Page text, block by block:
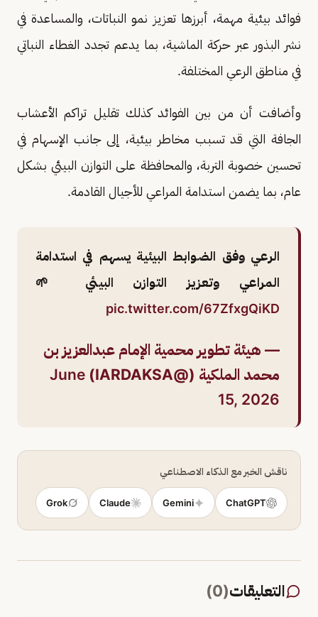
فوائد بيئية مهمة، أبرزها تعزيز نمو النباتات، والمساعدة في
نشر البذور عبر حركة الماشية، بما يدعم تجدد الغطاء النباتي
في مناطق الرعي المختلفة.
وأضافت أن من بين الفوائد كذلك تقليل تراكم الأعشاب
الجافة التي قد تسبب مخاطر بيئية، إلى جانب الإسهام في
تحسين خصوبة التربة، والمحافظة على التوازن البيئي بشكل
عام، بما يضمن استدامة المراعي للأجيال القادمة.
الرعي وفق الضوابط البيئية يسهم في استدامة
المراعي وتعزيز التوازن البيئي 🌱
pic.twitter.com/67ZfxgQiKD
— هيئة تطوير محمية الإمام عبدالعزيز بن
محمد الملكية (@IARDAKSA)
June
15, 2026
ناقش الخبر مع الذكاء الاصطناعي
ChatGPT
Gemini
Claude
Grok
التعليقات(
0
)